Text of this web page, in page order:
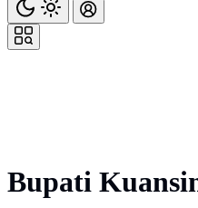
Bupati